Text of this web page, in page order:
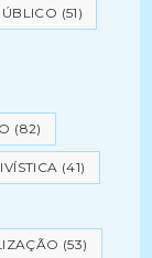
(51)
(82)
(41)
(53)